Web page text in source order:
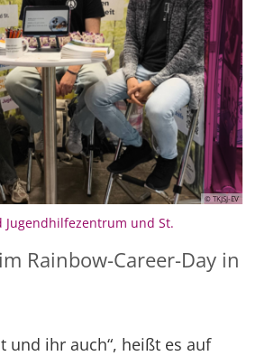
© TKJSJ-EV
und St.
Rainbow-Career-Day in
und ihr auch“, heißt es auf